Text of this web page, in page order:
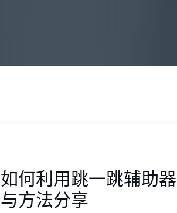
如何利用跳一跳辅助
与方法分享